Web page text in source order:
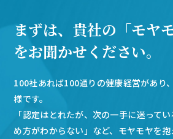
まずは、貴社の「モヤモ
をお聞かせください。
100社あれば100通りの健康経営があり
様です。
「認定はとれたが、次の一手に迷って
め方がわからない」など、モヤモヤを